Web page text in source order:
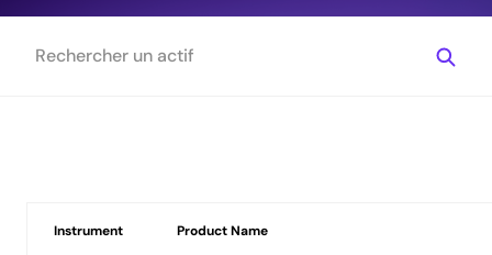
Instrument Product Name